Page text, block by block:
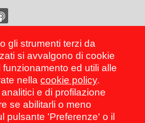
gli strumenti terzi da
si avvalgono di cookie
ed utili alle
nella cookie policy.
e di profilazione
se abilitarli o meno
pulsante 'Preferenze' o il